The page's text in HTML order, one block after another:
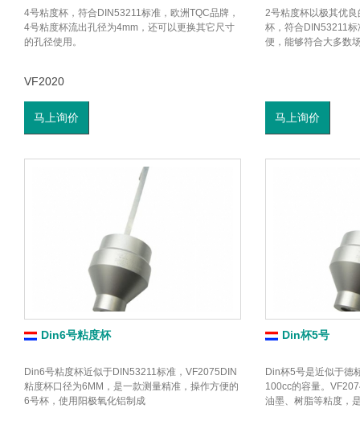
4号粘度杯，符合DIN53211标准，欧洲TQC品牌，
4号粘度杯流出孔径为4mm，还可以更换其它尺寸
的孔径使用。
VF2020
马上询价
2号粘度杯以极其优
杯，符合DIN53211
便，能够符合大多数
马上询价
Din6号粘度杯
Din6号粘度杯近似于DIN53211标准，VF2075DIN
粘度杯口径为6MM，是一款测量精准，操作方便的
6号杯，使用阳极氧化铝制成
Din杯5号
Din杯5号是近似于德
100cc的容量。
油墨、树脂等粘度，